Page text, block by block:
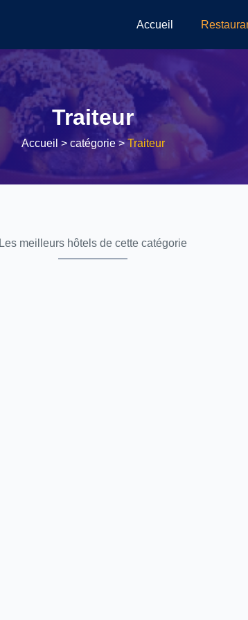
Accueil
Traiteur
Accueil > catégorie > Traiteur
Les meilleurs hôtels de cette catégorie